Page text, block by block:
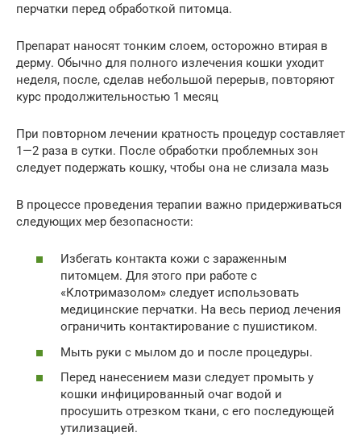
перчатки перед обработкой питомца.
Препарат наносят тонким слоем, осторожно втирая в
дерму. Обычно для полного излечения кошки уходит
неделя, после, сделав небольшой перерыв, повторяют
курс продолжительностью 1 месяц
При повторном лечении кратность процедур составляет
1—2 раза в сутки. После обработки проблемных зон
следует подержать кошку, чтобы она не слизала мазь
В процессе проведения терапии важно придерживаться
следующих мер безопасности:
Избегать контакта кожи с зараженным
питомцем. Для этого при работе с
«Клотримазолом» следует использовать
медицинские перчатки. На весь период лечения
ограничить контактирование с пушистиком.
Мыть руки с мылом до и после процедуры.
Перед нанесением мази следует промыть у
кошки инфицированный очаг водой и
просушить отрезком ткани, с его последующей
утилизацией.